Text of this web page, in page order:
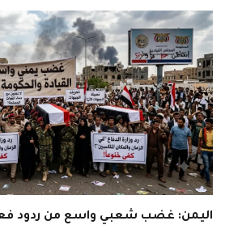
اليمن: غضب شعبي واسع من ردود